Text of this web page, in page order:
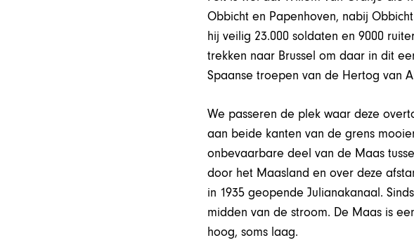
Obbicht en Papenhoven, nabij
hij veilig 23.000 soldaten en 9000
trekken naar Brussel om daar in dit
Spaanse troepen van de Hertog van
We passeren de plek waar deze
aan beide kanten van de grens
onbevaarbare deel van de Maas
door het Maasland en over deze
in 1935 geopende Julianakanaal.
midden van de stroom. De Maas is
hoog, soms laag.